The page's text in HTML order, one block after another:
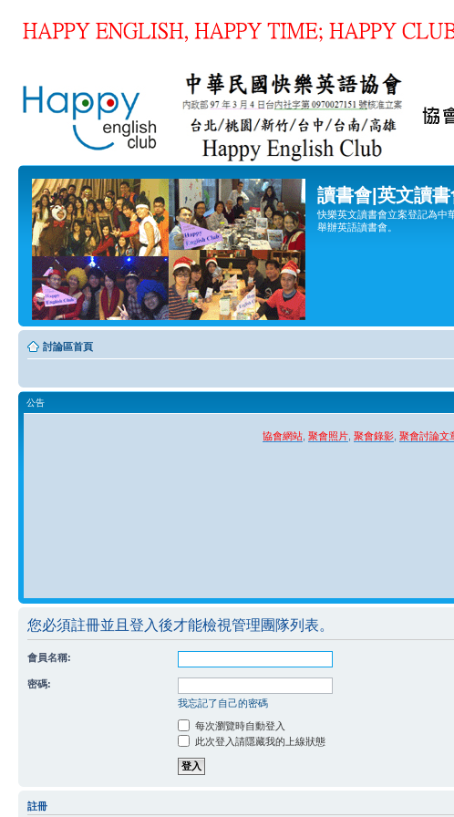
讀書會|英文讀
快樂英文讀書會立案登記為中
舉辦英語讀書會。
討論區首頁
公告
協會網站 聚會照片 聚會錄影 聚會討論文
您必須註冊並且登入後才能檢視管理團隊列表。
會員名稱:
密碼:
我忘記了自己的密碼
每次瀏覽時自動登入
此次登入請隱藏我的上線狀態
註冊